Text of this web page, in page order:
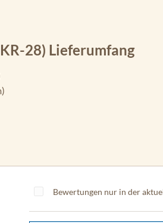
28) Lieferumfang
Bewertungen nur in der